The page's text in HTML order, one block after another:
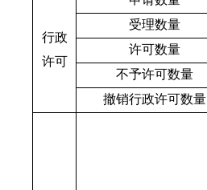
行政
许可
受理数量
许可数量
不予许可数量
撤销行政许可数量